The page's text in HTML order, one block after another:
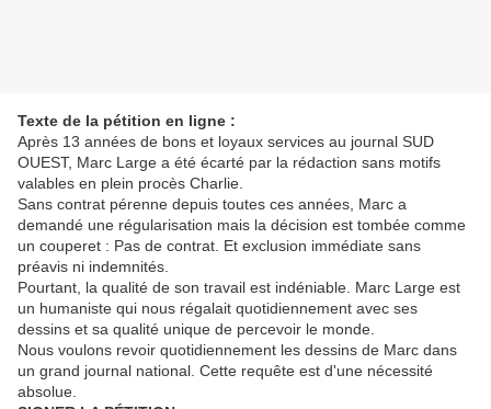
Texte de la pétition en ligne :
Après 13 années de bons et loyaux services au journal SUD
OUEST, Marc Large a été écarté par la rédaction sans motifs
valables en plein procès Charlie.
Sans contrat pérenne depuis toutes ces années, Marc a
demandé une régularisation mais la décision est tombée comme
un couperet : Pas de contrat. Et exclusion immédiate sans
préavis ni indemnités.
Pourtant, la qualité de son travail est indéniable. Marc Large est
un humaniste qui nous régalait quotidiennement avec ses
dessins et sa qualité unique de percevoir le monde.
Nous voulons revoir quotidiennement les dessins de Marc dans
un grand journal national. Cette requête est d'une nécessité
absolue.